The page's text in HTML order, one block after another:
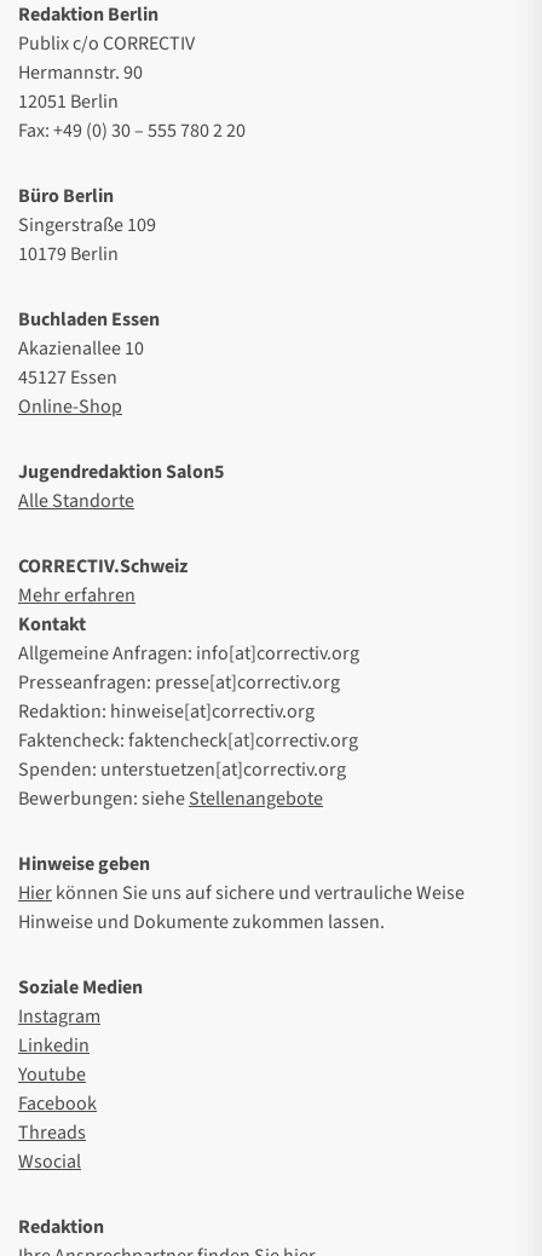
Redaktion Berlin
Publix c/o CORRECTIV
Hermannstr. 90
12051 Berlin
Fax: +49 (0) 30 – 555 780 2 20
Büro Berlin
Singerstraße 109
10179 Berlin
Buchladen Essen
Akazienallee 10
45127 Essen
Online-Shop
Jugendredaktion Salon5
Alle Standorte
CORRECTIV.Schweiz
Mehr erfahren
Kontakt
Allgemeine Anfragen: info[at]correctiv.org
Presseanfragen: presse[at]correctiv.org
Redaktion: hinweise[at]correctiv.org
Faktencheck: faktencheck[at]correctiv.org
Spenden: unterstuetzen[at]correctiv.org
Bewerbungen: sieheStellenangebote
Hinweise geben
Hierkönnen Sie uns auf sichere und vertrauliche Weise
Hinweise und Dokumente zukommen lassen.
Soziale Medien
Instagram
Linkedin
Youtube
Facebook
Threads
Wsocial
Redaktion